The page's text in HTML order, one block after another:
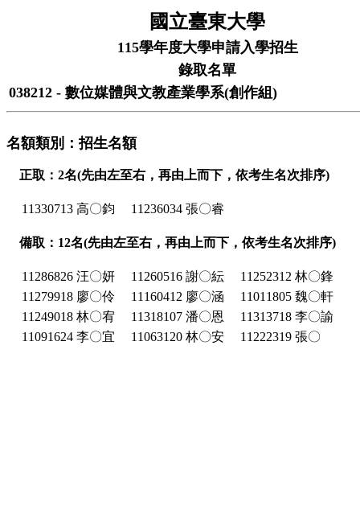
國立臺東大學
115學年度大學申請入學招生
錄取名單
038212 - 數位媒體與文教產業學系(創作組)
名額類別：招生名額
正取：2名(先由左至右，再由上而下，依考生名次排序)
11330713 高〇鈞 11236034 張〇睿
備取：12名(先由左至右，再由上而下，依考生名次排序)
11286826 汪〇妍 11260516 謝〇紜
11252312 林〇鋒
11279918 廖〇伶
11160412 廖〇涵
11011805 魏〇軒
11249018 林〇宥
11318107 潘〇恩
11313718 李〇諭
11091624 李〇宜
11063120 林〇安 11222319 張〇